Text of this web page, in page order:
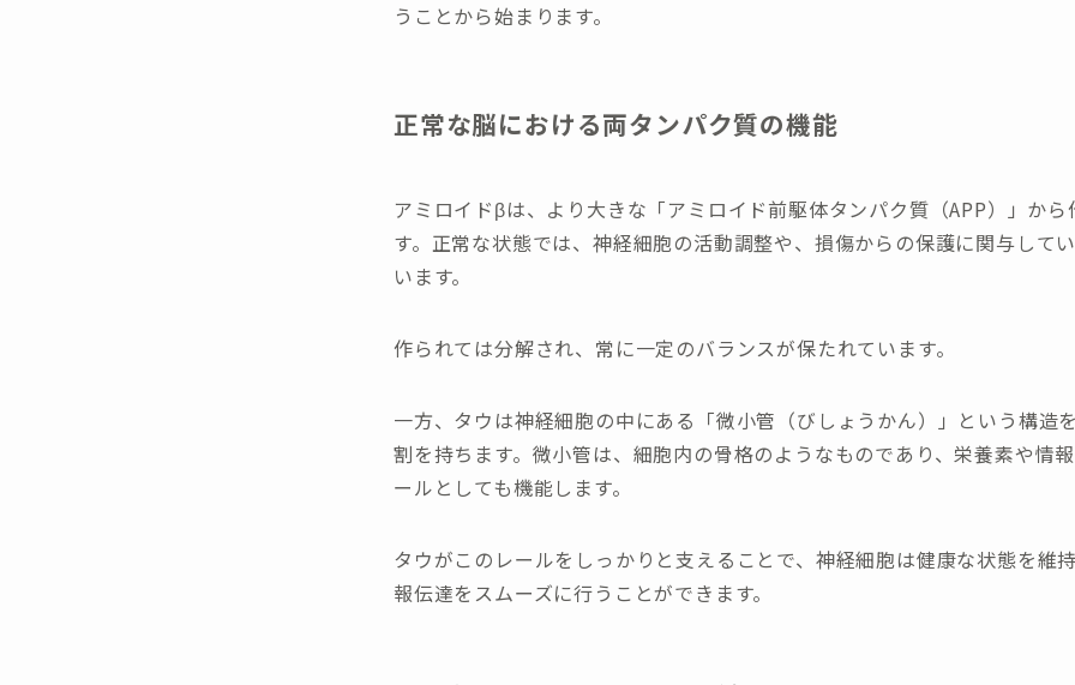
うことから始まります。
正常な脳における両タンパク質の機能
アミロイドβは、より大きな「アミロイド前駆体タンパク質（APP）」か
す。正常な状態では、神経細胞の活動調整や、損傷からの保護に関与して
います。
作られては分解され、常に一定のバランスが保たれています。
一方、タウは神経細胞の中にある「微小管（びしょうかん）」という構造
割を持ちます。微小管は、細胞内の骨格のようなものであり、栄養素や情
ールとしても機能します。
タウがこのレールをしっかりと支えることで、神経細胞は健康な状態を維
報伝達をスムーズに行うことができます。